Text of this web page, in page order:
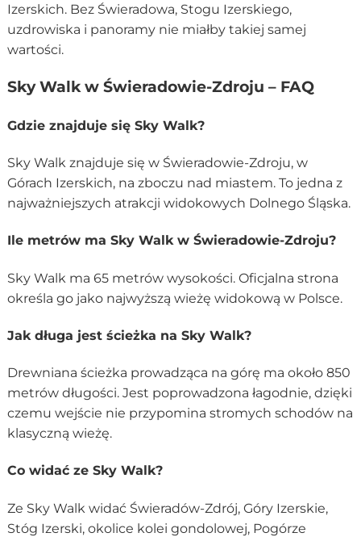
Izerskich. Bez Świeradowa, Stogu Izerskiego,
uzdrowiska i panoramy nie miałby takiej samej
wartości.
Sky Walk w Świeradowie-Zdroju – FAQ
Gdzie znajduje się Sky Walk?
Sky Walk znajduje się w Świeradowie-Zdroju, w
Górach Izerskich, na zboczu nad miastem. To jedna z
najważniejszych atrakcji widokowych Dolnego Śląska.
Ile metrów ma Sky Walk w Świeradowie-Zdroju?
Sky Walk ma 65 metrów wysokości. Oficjalna strona
określa go jako najwyższą wieżę widokową w Polsce.
Jak długa jest ścieżka na Sky Walk?
Drewniana ścieżka prowadząca na górę ma około 850
metrów długości. Jest poprowadzona łagodnie, dzięki
czemu wejście nie przypomina stromych schodów na
klasyczną wieżę.
Co widać ze Sky Walk?
Ze Sky Walk widać Świeradów-Zdrój, Góry Izerskie,
Stóg Izerski, okolice kolei gondolowej, Pogórze